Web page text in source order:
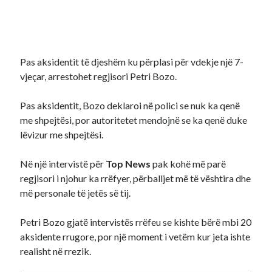
Pas aksidentit të djeshëm ku përplasi për vdekje një 7-
vjeçar, arrestohet regjisori Petri Bozo.
Pas aksidentit, Bozo deklaroi në polici se nuk ka qenë
me shpejtësi, por autoritetet mendojnë se ka qenë duke
lëvizur me shpejtësi.
Në një intervistë për Top News pak kohë më parë
regjisori i njohur ka rrëfyer, përballjet më të vështira dhe
më personale të jetës së tij.
Petri Bozo gjatë intervistës rrëfeu se kishte bërë mbi 20
aksidente rrugore, por një moment i vetëm kur jeta ishte
realisht në rrezik.